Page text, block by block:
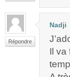
Répondre
Nadji
Il va